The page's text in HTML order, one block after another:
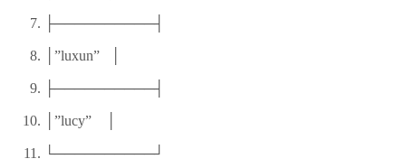
├──────────┤
│”luxun” │
├──────────┤
│”lucy” │
└──────────┘